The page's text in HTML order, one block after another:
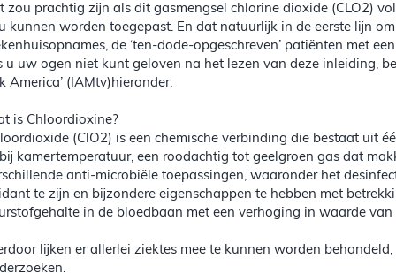
zou prachtig zijn als dit gasmengsel chlorine dioxide (CLO2)
kunnen worden toegepast. En dat natuurlijk in de eerste lijn
de ‘ten-dode-opgeschreven’ patiënten met
u uw ogen niet kunt geloven na het lezen van deze inleiding,
America’ (IAMtv)hieronder.
is Chloordioxine?
(ClO2) is een chemische verbinding die bestaat uit
kamertemperatuur, een roodachtig tot geelgroen gas dat
anti-microbiële toepassingen, waaronder het
te zijn en bijzondere eigenschappen te hebben met
in de bloedbaan met een verhoging in waarde van
lijken er allerlei ziektes mee te kunnen worden